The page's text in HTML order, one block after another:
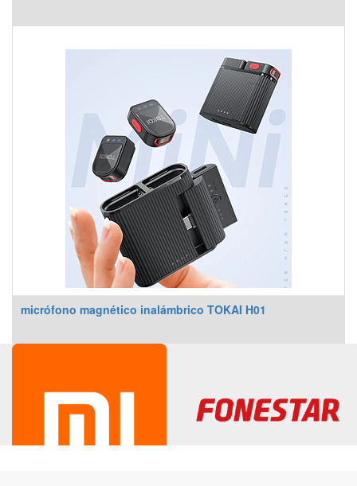
micrófono magnético inalámbrico TOKAI H01